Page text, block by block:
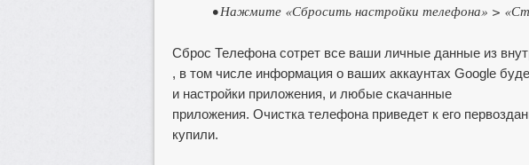
• Нажмите «Сбросить настройки телефона» >
Сброс Телефона сотрет все ваши личные данные из
, в том числе информация о ваших аккаунтах Google
и настройки приложения, и любые скачанные
приложения. Очистка телефона приведет к его
купили.